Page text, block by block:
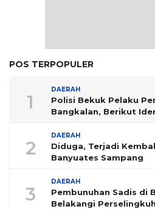
POS TERPOPULER
1
DAERAH
Polisi Bekuk Pelaku
Bangkalan, Berikut
2
DAERAH
Diduga, Terjadi
Banyuates Sampang
3
DAERAH
Pembunuhan Sadis di
Belakangi